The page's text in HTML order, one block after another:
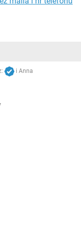
i Anna